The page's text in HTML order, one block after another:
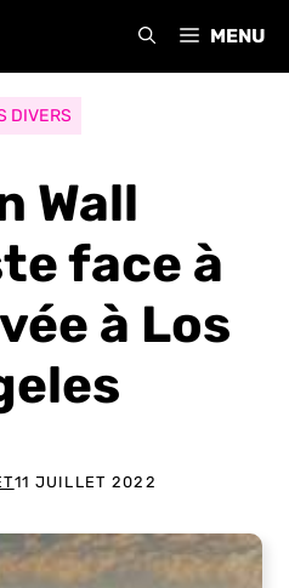
MENU
DIVERS
Wall
face à
à Los
11 JUILLET 2022